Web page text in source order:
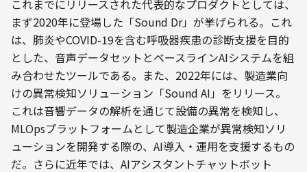
これまでにリリースされた代表的なプロダクトとしては、
まず2020年に登場した「Sound Dr」が挙げられる。これ
は、肺炎やCOVID-19を含む呼吸器疾患の診断支援を目的
とした、音声データセットとベースラインAIシステムを組
み合わせたツールである。また、2022年には、製造業向
けの異常検知ソリューション「Sound AI」をリリース。
これは音響データの解析を通じて設備の異常を検知し、
MLOpsプラットフォームとして製造企業が異常検知ソリ
ューションを開発する際の、AI導入・運用を支援するもの
だ。さらに近年では、AIアシスタントチャットボット